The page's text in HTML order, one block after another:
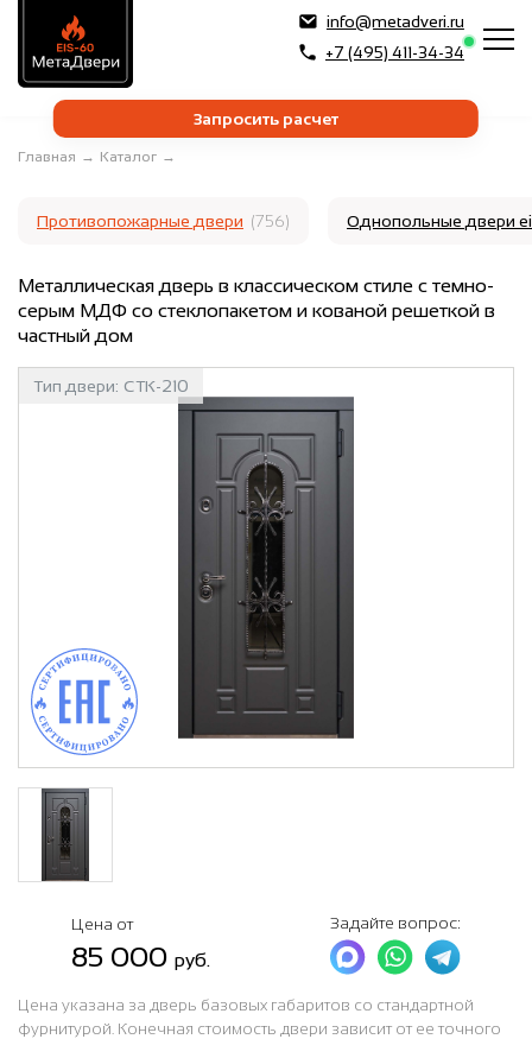
info@metadveri.ru
+7 (495) 411-34-34
Запросить расчет
Главная → Каталог →
Противопожарные двери (756) Однопольные двери
Металлическая дверь в классическом стиле с темно-
серым МДФ со стеклопакетом и кованой решеткой в
частный дом
Тип двери: СТК-210
Цена от
85 000 руб.
Задайте вопрос:
Цена указана за дверь базовых габаритов со стандартной
фурнитурой. Конечная стоимость двери зависит от ее точного